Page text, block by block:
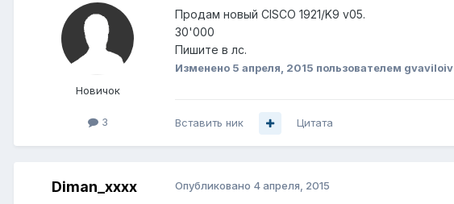
Новичок
3
Продам новый CISCO 1921/K9 v05.
30'000
Пишите в лс.
Изменено 5 апреля, 2015 пользователем gvaviloiv
Вставить ник Цитата
Diman_xxxx Опубликовано 4 апреля, 2015